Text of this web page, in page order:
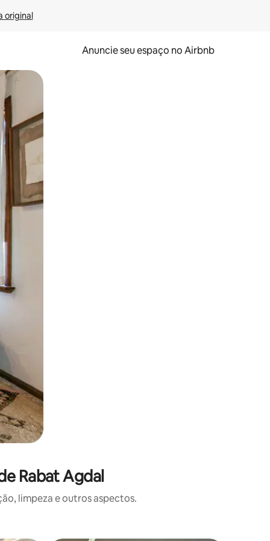
original
Anuncie seu espaço no Airbnb
o dedo na tela.
Rabat Agdal
limpeza e outros aspectos.